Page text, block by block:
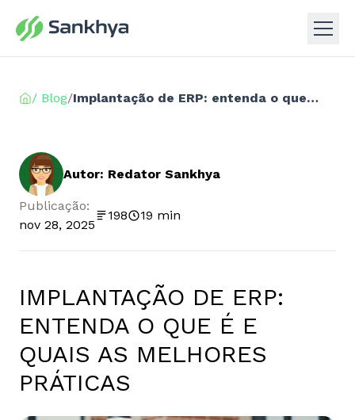
/ Blog/ Implantação de ERP: entenda o que é e quais as melhores práticas
Autor: Redator Sankhya
Publicação:
nov 28, 2025
198 19 min
IMPLANTAÇÃO DE ERP:
ENTENDA O QUE É E
QUAIS AS MELHORES
PRÁTICAS